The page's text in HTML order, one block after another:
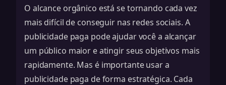
O alcance orgânico está se tornando cada vez
mais difícil de conseguir nas redes sociais. A
publicidade paga pode ajudar você a alcançar
um público maior e atingir seus objetivos mais
rapidamente. Mas é importante usar a
publicidade paga de forma estratégica. Cada